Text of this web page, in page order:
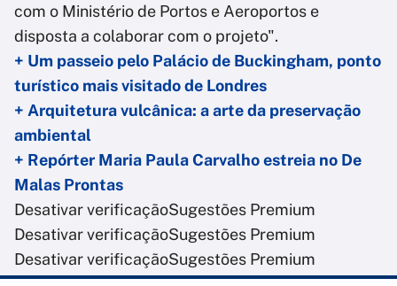
com o Ministério de Portos e Aeroportos e
disposta a colaborar com o projeto".
+ Um passeio pelo Palácio de Buckingham, ponto
turístico mais visitado de Londres
+ Arquitetura vulcânica: a arte da preservação
ambiental
+ Repórter Maria Paula Carvalho estreia no De
Malas Prontas
Desativar verificaçãoSugestões Premium
Desativar verificaçãoSugestões Premium
Desativar verificaçãoSugestões Premium